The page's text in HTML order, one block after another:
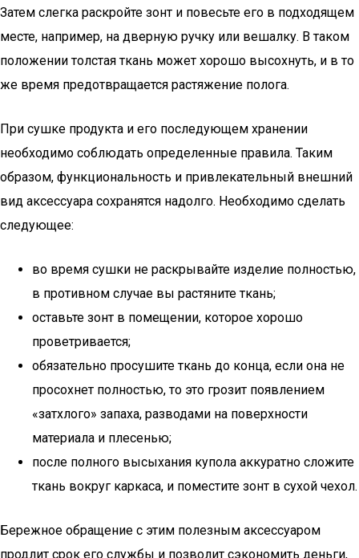
Затем слегка раскройте зонт и повесьте его в подходящем
месте, например, на дверную ручку или вешалку. В таком
положении толстая ткань может хорошо высохнуть, и в то
же время предотвращается растяжение полога.
При сушке продукта и его последующем хранении
необходимо соблюдать определенные правила. Таким
образом, функциональность и привлекательный внешний
вид аксессуара сохранятся надолго. Необходимо сделать
следующее:
во время сушки не раскрывайте изделие полностью,
в противном случае вы растяните ткань;
оставьте зонт в помещении, которое хорошо
проветривается;
обязательно просушите ткань до конца, если она не
просохнет полностью, то это грозит появлением
«затхлого» запаха, разводами на поверхности
материала и плесенью;
после полного высыхания купола аккуратно сложите
ткань вокруг каркаса, и поместите зонт в сухой чехол.
Бережное обращение с этим полезным аксессуаром
продлит срок его службы и позволит сэкономить деньги,